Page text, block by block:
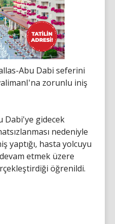
Abu Dabi seferini
zorunlu iniş
Dabi'ye gidecek
nedeniyle
yaptığı, hasta yolcuyu
etmek üzere
öğrenildi.